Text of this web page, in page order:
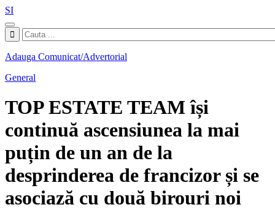
SI
Adauga Comunicat/Advertorial
General
TOP ESTATE TEAM își
continuă ascensiunea la mai
puțin de un an de la
desprinderea de francizor și se
asociază cu două birouri noi